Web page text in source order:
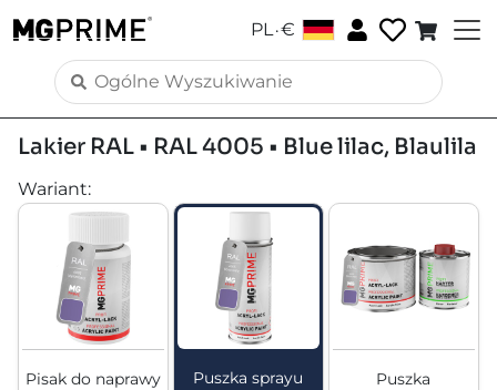
PL.€
Lakier RAL • RAL 4005 • Blue lilac, Blaulila
Wariant:
Pisak do naprawy
Puszka sprayu Puszka